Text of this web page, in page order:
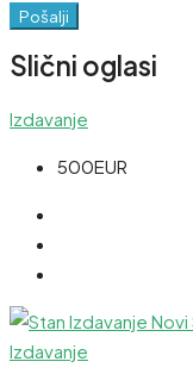
Pošalji
Slični oglasi
Izdavanje
500EUR
Izdavanje